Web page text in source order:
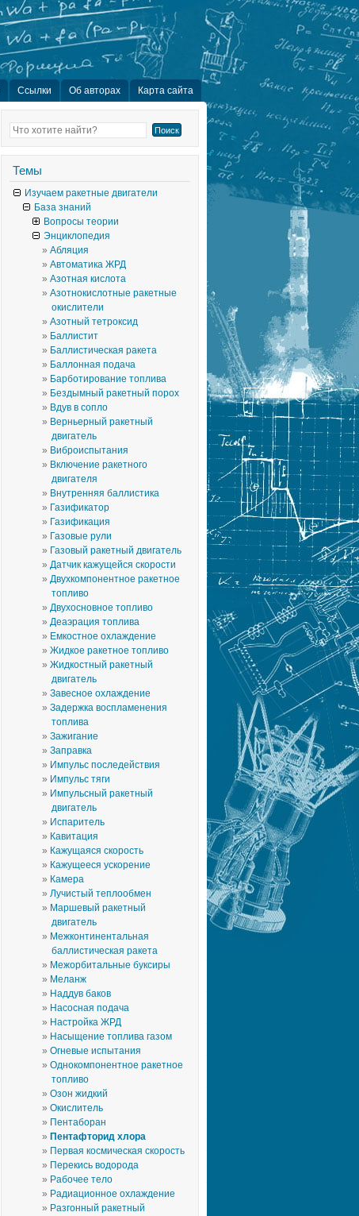
Ссылки Об авторах Карта сайта
Темы
Изучаем ракетные двигатели
База знаний
Вопросы теории
Энциклопедия
Абляция
Автоматика ЖРД
Азотная кислота
Азотнокислотные ракетные
окислители
Азотный тетроксид
Баллистит
Баллистическая ракета
Баллонная подача
Барботирование топлива
Бездымный ракетный порох
Вдув в сопло
Верньерный ракетный
двигатель
Виброиспытания
Включение ракетного
двигателя
Внутренняя баллистика
Газификатор
Газификация
Газовые рули
Газовый ракетный двигатель
Датчик кажущейся скорости
Двухкомпонентное ракетное
топливо
Двухосновное топливо
Деаэрация топлива
Емкостное охлаждение
Жидкое ракетное топливо
Жидкостный ракетный
двигатель
Завесное охлаждение
Задержка воспламенения
топлива
Зажигание
Заправка
Импульс последействия
Импульс тяги
Импульсный ракетный
двигатель
Испаритель
Кавитация
Кажущаяся скорость
Кажущееся ускорение
Камера
Лучистый теплообмен
Маршевый ракетный
двигатель
Межконтинентальная
баллистическая ракета
Межорбитальные буксиры
Меланж
Наддув баков
Насосная подача
Настройка ЖРД
Насыщение топлива газом
Огневые испытания
Однокомпонентное ракетное
топливо
Озон жидкий
Окислитель
Пентаборан
Пентафторид хлора
Первая космическая скорость
Перекись водорода
Рабочее тело
Радиационное охлаждение
Разгонный ракетный